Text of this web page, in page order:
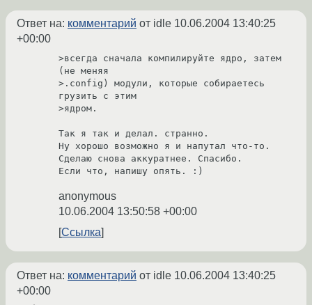
Ответ на: комментарий от idle 10.06.2004 13:40:25
+00:00
>всегда сначала компилируйте ядро, затем
(не меняя
>.config) модули, которые собираетесь
грузить с этим
>ядром.
Так я так и делал. странно.
Ну хорошо возможно я и напутал что-то.
Сделаю снова аккуратнее. Спасибо.
Если что, напишу опять. :)
anonymous
10.06.2004 13:50:58 +00:00
Ссылка
Ответ на: комментарий от idle 10.06.2004 13:40:25
+00:00